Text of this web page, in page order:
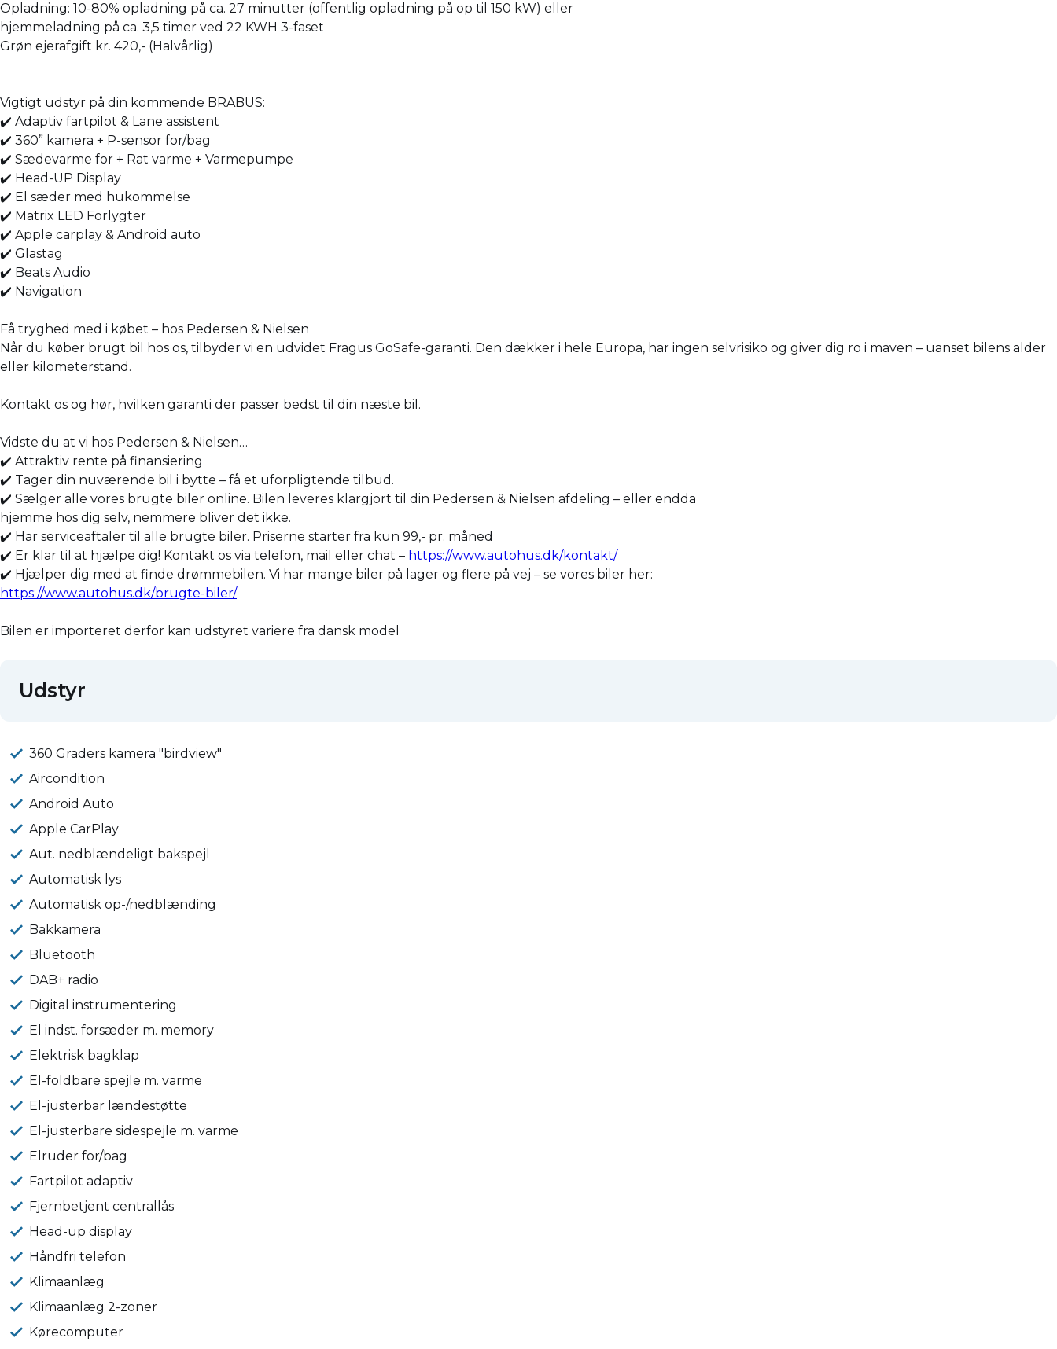
Opladning: 10-80% opladning på ca. 27 minutter (offentlig opladning på op til 150 kW) eller
hjemmeladning på ca. 3,5 timer ved 22 KWH 3-faset
Grøn ejerafgift kr. 420,- (Halvårlig)
Vigtigt udstyr på din kommende BRABUS:
✔️ Adaptiv fartpilot & Lane assistent
✔️ 360” kamera + P-sensor for/bag
✔️ Sædevarme for + Rat varme + Varmepumpe
✔️ Head-UP Display
✔️ El sæder med hukommelse
✔️ Matrix LED Forlygter
✔️ Apple carplay & Android auto
✔️ Glastag
✔️ Beats Audio
✔️ Navigation
Få tryghed med i købet – hos Pedersen & Nielsen
Når du køber brugt bil hos os, tilbyder vi en udvidet Fragus GoSafe-garanti. Den dækker i hele Europa, har ingen selvrisiko og giver dig ro i maven – uanset bilens alder
eller kilometerstand.
Kontakt os og hør, hvilken garanti der passer bedst til din næste bil.
Vidste du at vi hos Pedersen & Nielsen…
✔️ Attraktiv rente på finansiering
✔️ Tager din nuværende bil i bytte – få et uforpligtende tilbud.
✔️ Sælger alle vores brugte biler online. Bilen leveres klargjort til din Pedersen & Nielsen afdeling – eller endda
hjemme hos dig selv, nemmere bliver det ikke.
✔️ Har serviceaftaler til alle brugte biler. Priserne starter fra kun 99,- pr. måned
✔️ Er klar til at hjælpe dig! Kontakt os via telefon, mail eller chat – https://www.autohus.dk/kontakt/
✔️ Hjælper dig med at finde drømmebilen. Vi har mange biler på lager og flere på vej – se vores biler her:
https://www.autohus.dk/brugte-biler/
Bilen er importeret derfor kan udstyret variere fra dansk model
Udstyr
360 Graders kamera "birdview"
Aircondition
Android Auto
Apple CarPlay
Aut. nedblændeligt bakspejl
Automatisk lys
Automatisk op-/nedblænding
Bakkamera
Bluetooth
DAB+ radio
Digital instrumentering
El indst. forsæder m. memory
Elektrisk bagklap
El-foldbare spejle m. varme
El-justerbar lændestøtte
El-justerbare sidespejle m. varme
Elruder for/bag
Fartpilot adaptiv
Fjernbetjent centrallås
Head-up display
Håndfri telefon
Klimaanlæg
Klimaanlæg 2-zoner
Kørecomputer